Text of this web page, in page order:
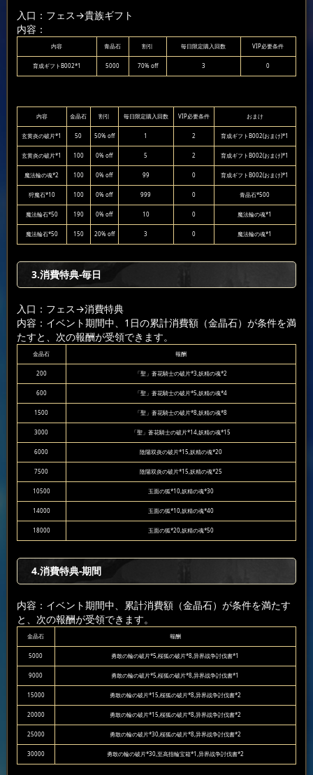
入口：フェス→貴族ギフト
内容：
内容 青晶石 割引 毎日限定購入回数 VIP必要条件
育成ギフトB002*1 5000 70% off 3 0
内容 金晶石 割引 毎日限定購入回数 VIP必要条件 おまけ
玄黄炎の破片*1 50 50% off 1 2 育成ギフトB002(おまけ)*1
玄黄炎の破片*1 100 0% off 5 2 育成ギフトB002(おまけ)*1
魔法輪の魂*2 100 0% off 99 0 育成ギフトB002(おまけ)*1
狩魔石*10 100 0% off 999 0 青晶石*500
魔法輪石*50 190 0% off 10 0 魔法輪の魂*1
魔法輪石*50 150 20% off 3 0 魔法輪の魂*1
3.消費特典-毎日
入口：フェス→消費特典
内容：イベント期間中、1日の累計消費額（金晶石）が条件を満
たすと、次の報酬が受領できます。
金晶石 報酬
200 「聖」蒼花騎士の破片*3,妖精の魂*2
600 「聖」蒼花騎士の破片*5,妖精の魂*4
1500 「聖」蒼花騎士の破片*8,妖精の魂*8
3000 「聖」蒼花騎士の破片*14,妖精の魂*15
6000 陰陽双炎の破片*15,妖精の魂*20
7500 陰陽双炎の破片*15,妖精の魂*25
10500 玉面の狐*10,妖精の魂*30
14000 玉面の狐*10,妖精の魂*40
18000 玉面の狐*20,妖精の魂*50
4.消費特典-期間
内容：イベント期間中、累計消費額（金晶石）が条件を満たす
と、次の報酬が受領できます。
金晶石 報酬
5000 勇敢の輪の破片*5,桜狐の破片*8,异界战争討伐書*1
9000 勇敢の輪の破片*5,桜狐の破片*8,异界战争討伐書*1
15000 勇敢の輪の破片*15,桜狐の破片*8,异界战争討伐書*2
20000 勇敢の輪の破片*15,桜狐の破片*8,异界战争討伐書*2
25000 勇敢の輪の破片*30,桜狐の破片*8,异界战争討伐書*2
30000 勇敢の輪の破片*30,至高指輪宝箱*1,异界战争討伐書*2